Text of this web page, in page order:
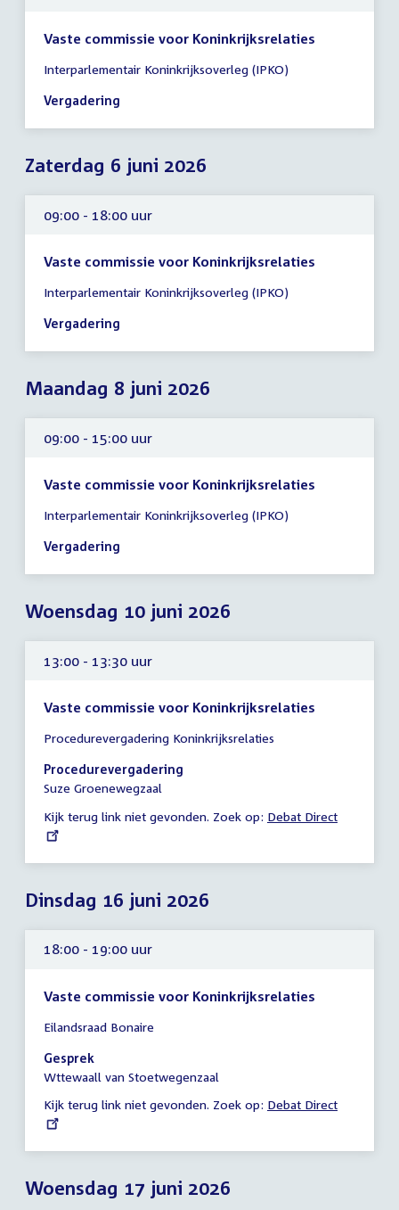
Vaste commissie voor Koninkrijksrelaties
vergadering
09:00
18:00
Interparlementair Koninkrijksoverleg (IPKO)
Vergadering
Zaterdag 6 juni 2026
09:00 - 18:00 uur
Vaste commissie voor Koninkrijksrelaties
vergadering
09:00
18:00
Interparlementair Koninkrijksoverleg (IPKO)
Vergadering
Maandag 8 juni 2026
09:00 - 15:00 uur
Vaste commissie voor Koninkrijksrelaties
vergadering
09:00
15:00
Interparlementair Koninkrijksoverleg (IPKO)
Vergadering
Woensdag 10 juni 2026
13:00 - 13:30 uur
Vaste commissie voor Koninkrijksrelaties
vergadering
13:00
-
uur
Procedurevergadering Koninkrijksrelaties
Procedurevergadering
Suze Groenewegzaal
Kijk terug link niet gevonden. Zoek op: External
Debat Direct
Dinsdag 16 juni 2026
18:00 - 19:00 uur
Vaste commissie voor Koninkrijksrelaties
vergadering
18:00
-
uur
Eilandsraad Bonaire
Gesprek
Wttewaall van Stoetwegenzaal
Kijk terug link niet gevonden. Zoek op: External
Debat Direct
Woensdag 17 juni 2026